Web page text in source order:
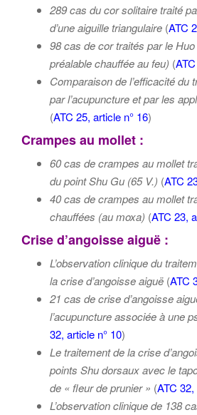
289 cas du cor solitaire traité
d’une aiguille triangulaire (ATC
98 cas de cor traités par le
préalable chauffée au feu) (
Comparaison de l’efficacité du
par l’acupuncture et par les
(ATC 25, article n° 16)
Crampes au mollet :
60 cas de crampes au mollet
du point Shu Gu (65 V.) (ATC
40 cas de crampes au mollet
chauffées (au moxa) (ATC 23,
Crise d’angoisse aiguë :
L’observation clinique du
la crise d’angoisse aiguë (ATC
21 cas de crise d’angoisse
l’acupuncture associée à une
32, article n° 10)
Le traitement de la crise
points Shu dorsaux avec le
de « fleur de prunier » (ATC 32,
L’observation clinique de 138